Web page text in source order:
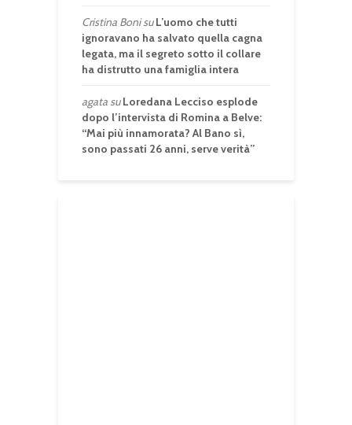
Cristina BonisuL’uomo che tutti
ignoravano ha salvato quella cagna
legata, ma il segreto sotto il collare
ha distrutto una famiglia intera
agatasuLoredana Lecciso esplode
dopo l’intervista di Romina a Belve:
“Mai più innamorata? Al Bano sì,
sono passati 26 anni, serve verità”